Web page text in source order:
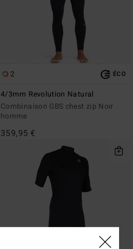
2 ÉCO
4/3mm Revolution Natural
Combinaison GBS chest zip Noir
homme
359,95 €